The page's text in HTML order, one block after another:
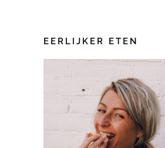
EERLIJKER ETEN